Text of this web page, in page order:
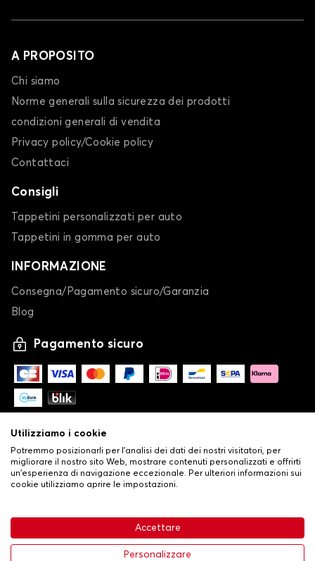
63,99 € Aggiungi al carrello
A PROPOSITO
Chi siamo
Norme generali sulla sicurezza dei prodotti
condizioni generali di vendita
Privacy policy/Cookie policy
Contattaci
Consigli
Tappetini personalizzati per auto
Tappetini in gomma per auto
INFORMAZIONE
Consegna/Pagamento sicuro/Garanzia
Blog
Pagamento sicuro
Condizioni generali di vendita•
Politica sulla privacy e sui cookie•Livraison
Utilizziamo i cookie
Potremmo posizionarli per l'analisi dei dati dei nostri visitatori, per
migliorare il nostro sito Web, mostrare contenuti personalizzati e offrirti
un'esperienza di navigazione eccezionale. Per ulteriori informazioni sui
cookie utilizziamo aprire le impostazioni.
Accettare
Personalizzare